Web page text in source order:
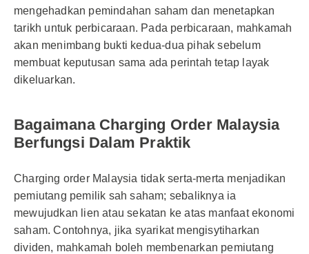
mengehadkan pemindahan saham dan menetapkan
tarikh untuk perbicaraan. Pada perbicaraan, mahkamah
akan menimbang bukti kedua-dua pihak sebelum
membuat keputusan sama ada perintah tetap layak
dikeluarkan.
Bagaimana Charging Order Malaysia
Berfungsi Dalam Praktik
Charging order Malaysia tidak serta-merta menjadikan
pemiutang pemilik sah saham; sebaliknya ia
mewujudkan lien atau sekatan ke atas manfaat ekonomi
saham. Contohnya, jika syarikat mengisytiharkan
dividen, mahkamah boleh membenarkan pemiutang